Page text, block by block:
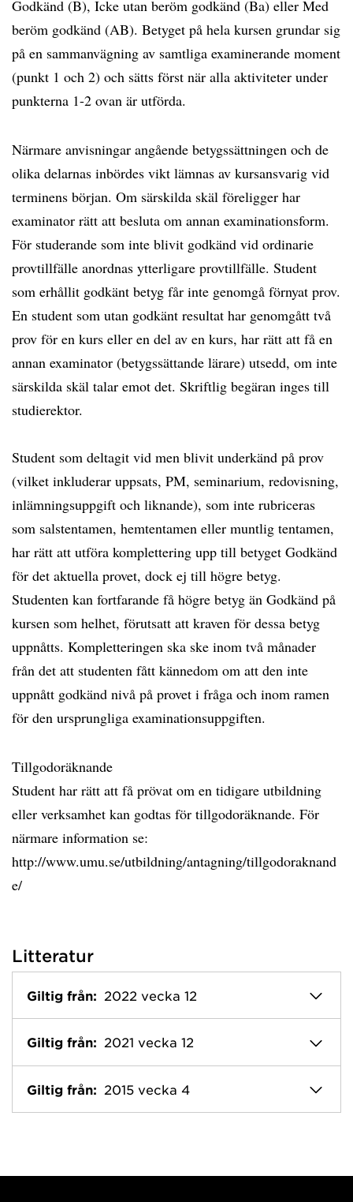
Godkänd (B), Icke utan beröm godkänd (Ba) eller Med
beröm godkänd (AB). Betyget på hela kursen grundar sig
på en sammanvägning av samtliga examinerande moment
(punkt 1 och 2) och sätts först när alla aktiviteter under
punkterna 1-2 ovan är utförda.
Närmare anvisningar angående betygssättningen och de
olika delarnas inbördes vikt lämnas av kursansvarig vid
terminens början. Om särskilda skäl föreligger har
examinator rätt att besluta om annan examinationsform.
För studerande som inte blivit godkänd vid ordinarie
provtillfälle anordnas ytterligare provtillfälle. Student
som erhållit godkänt betyg får inte genomgå förnyat prov.
En student som utan godkänt resultat har genomgått två
prov för en kurs eller en del av en kurs, har rätt att få en
annan examinator (betygssättande lärare) utsedd, om inte
särskilda skäl talar emot det. Skriftlig begäran inges till
studierektor.
Student som deltagit vid men blivit underkänd på prov
(vilket inkluderar uppsats, PM, seminarium, redovisning,
inlämningsuppgift och liknande), som inte rubriceras
som salstentamen, hemtentamen eller muntlig tentamen,
har rätt att utföra komplettering upp till betyget Godkänd
för det aktuella provet, dock ej till högre betyg.
Studenten kan fortfarande få högre betyg än Godkänd på
kursen som helhet, förutsatt att kraven för dessa betyg
uppnåtts. Kompletteringen ska ske inom två månader
från det att studenten fått kännedom om att den inte
uppnått godkänd nivå på provet i fråga och inom ramen
för den ursprungliga examinationsuppgiften.
Tillgodoräknande
Student har rätt att få prövat om en tidigare utbildning
eller verksamhet kan godtas för tillgodoräknande. För
närmare information se:
http://www.umu.se/utbildning/antagning/tillgodoraknand
e/
Litteratur
Giltig från: 2022 vecka 12
Giltig från: 2021 vecka 12
Giltig från: 2015 vecka 4